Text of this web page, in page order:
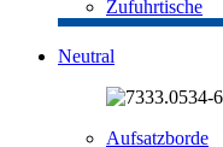
Zufuhrtische
Neutral
Aufsatzborde